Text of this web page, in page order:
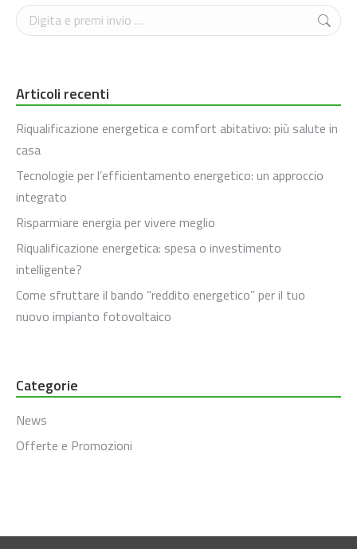
Cerca
Articoli recenti
Riqualificazione energetica e comfort abitativo: più salute in
casa
Tecnologie per l’efficientamento energetico: un approccio
integrato
Risparmiare energia per vivere meglio
Riqualificazione energetica: spesa o investimento
intelligente?
Come sfruttare il bando “reddito energetico” per il tuo
nuovo impianto fotovoltaico
Categorie
News
Offerte e Promozioni